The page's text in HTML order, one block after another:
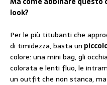
look?
Per le più titubanti che
di timidezza, basta un
colore: una mini bag, gli
colorata e lenti fluo, le
un outfit che non stanca, ma